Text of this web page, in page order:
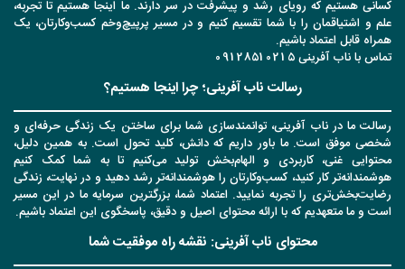
کسانی هستیم که رویای رشد و پیشرفت در سر دارند. ما اینجا هستیم تا تجربه،
علم و اشتیاقمان را با شما تقسیم کنیم و در مسیر پرپیچ‌وخم کسب‌وکارتان، یک
همراه قابل اعتماد باشیم.
تماس با ناب آفرینی 09128510215
رسالت ناب آفرینی؛ چرا اینجا هستیم؟
رسالت ما در ناب آفرینی، توانمندسازی شما برای ساختن یک زندگی حرفه‌ای و
شخصی موفق است. ما باور داریم که دانش، کلید تحول است. به همین دلیل،
محتوایی غنی، کاربردی و الهام‌بخش تولید می‌کنیم تا به شما کمک کنیم
هوشمندانه‌تر کار کنید، کسب‌وکارتان را هوشمندانه‌تر رشد دهید و در نهایت، زندگی
رضایت‌بخش‌تری را تجربه نمایید. اعتماد شما، بزرگترین سرمایه ما در این مسیر
است و ما متعهدیم که با ارائه محتوای اصیل و دقیق، پاسخگوی این اعتماد باشیم.
محتوای ناب آفرینی: نقشه راه موفقیت شما